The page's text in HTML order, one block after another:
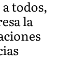
todos,
la